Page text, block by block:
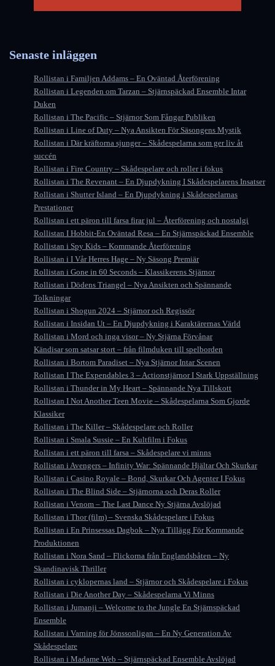
Senaste inläggen
Rollistan i Familjen Addams – En Oväntad Återförening
Rollistan i Legenden om Tarzan – Stjärnspäckad Ensemble Intar
Duken
Rollistan i The Pacific – Stjärnor Som Fångar Publiken
Rollistan i Line of Duty – Nya Ansikten För Säsongens Mystik
Rollistan i Där kräftorna sjunger – Skådespelarna som ger liv åt
succén
Rollistan i Fire Country – Skådespelare och roller i fokus
Rollistan i The Revenant – En Djupdykning I Skådespelarens Insatser
Rollistan i Shutter Island – En Djupdykning i Skådespelarnas
Prestationer
Rollistan i ett päron till farsa firar jul – Återförening och nostalgi
Rollistan I Hobbit-En Oväntad Resa – En Stjärnspäckad Ensemble
Rollistan i Spy Kids – Kommande Återförening
Rollistan i I Vår Herres Hage – Ny Säsong Premiär
Rollistan i Gone in 60 Seconds – Klassikerens Stjärnor
Rollistan i Dödens Triangel – Nya Ansikten och Spännande
Tolkningar
Rollistan i Shogun 2024 – Stjärnor och Regissör
Rollistan i Insidan Ut – En Djupdykning i Karaktärernas Värld
Rollistan i Mord och inga visor – Ny Stjärna Förvånar
Kändisar som satsar stort – från filmduken till spelborden
Rollistan i Bortom Paradiset – Nya Stjärnor Intar Scenen
Rollistan I The Expendables 3 – Actionstjärnor I Stark Uppställning
Rollistan i Thunder in My Heart – Spännande Nya Tillskott
Rollistan I Not Another Teen Movie – Skådespelarna Som Gjorde
Klassiker
Rollistan i The Killer – Skådespelare och Roller
Rollistan i Smala Sussie – En Kultfilm i Fokus
Rollistan i ett päron till farsa – Skådespelare vi minns
Rollistan i Avengers – Infinity War: Spännande Hjältar Och Skurkar
Rollistan i Casino Royale – Bond, Skurkar Och Agenter I Fokus
Rollistan i The Blind Side – Stjärnorna och Deras Roller
Rollistan i Venom – The Last Dance Ny Stjärna Avslöjad
Rollistan i Thor (film) – Svenska Skådespelare i Fokus
Rollistan i En Prinsessas Dagbok – Nya Tillägg För Kommande
Produktionen
Rollistan i Nora Sand – Flickorna från Englandsbåten – Ny
Skandinavisk Thriller
Rollistan i cyklopernas land – Stjärnor och Skådespelare i Fokus
Rollistan i Die Another Day – Skådespelarna Vi Minns
Rollistan i Jumanji – Welcome to the Jungle En Stjärnspäckad
Ensemble
Rollistan i Varning för Jönssonligan – En Ny Generation Av
Skådespelare
Rollistan i Madame Web – Stjärnspäckad Ensemble Avslöjad